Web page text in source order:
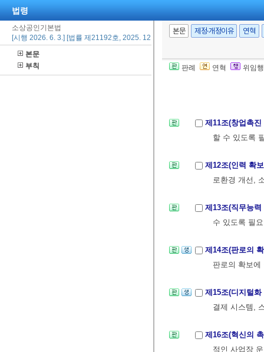
법령
소상공인기본법
[시행 2026. 6. 3.] [법률 제21192호, 2025. 12. 2., 일부개정]
본문
부칙
본문 제정·개정이유 연혁
판례 연혁 위임
수 있다.
⑥ 실무조정회
별 전문위원
제11조(창업촉
할 수 있도록
제12조(인력 확
로환경 개선,
제13조(직무능
수 있도록 필
제14조(판로의
판로의 확보
제15조(디지털
결제 시스템,
제16조(혁신의
적인 사업장